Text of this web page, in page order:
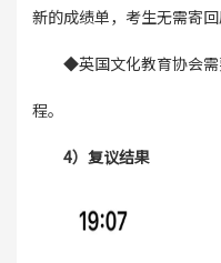
新的成绩单，考生无需寄回
◆英国文化教育协会
程。
4）复议结果